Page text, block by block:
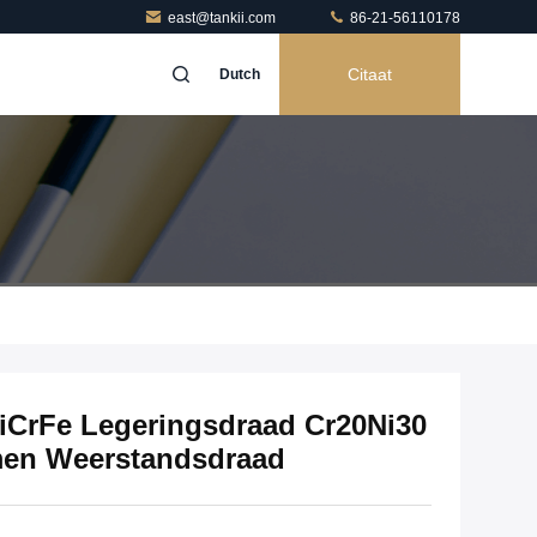
east@tankii.com 86-21-56110178
Dutch Citaat
Legeringsdraad Cr20Ni30
Weerstandsdraad